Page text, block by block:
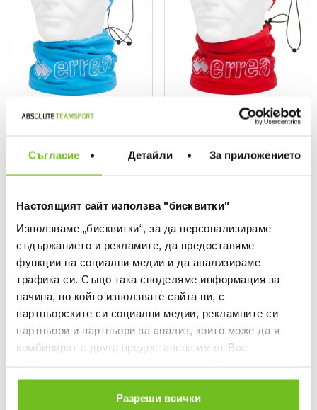
Съгласие Детайли За приложението
Настоящият сайт използва "бисквитки"
Използваме „бисквитки“, за да персонализираме
съдържанието и рекламите, да предоставяме
функции на социални медии и да анализираме
трафика си. Също така споделяме информация за
начина, по който използвате сайта ни, с
партньорските си социални медии, рекламните си
партньори и партньори за анализ, които може да я
комбинират с друга предоставена им от Вас
ползването от Ваша страна на услугите им.
Разреши всички
ERREA
Текуща цена:
4,29 €
Спестявате:
10,00 €Разлика
Текуща цена:8,39 лв.
Редовна цена
ERREA